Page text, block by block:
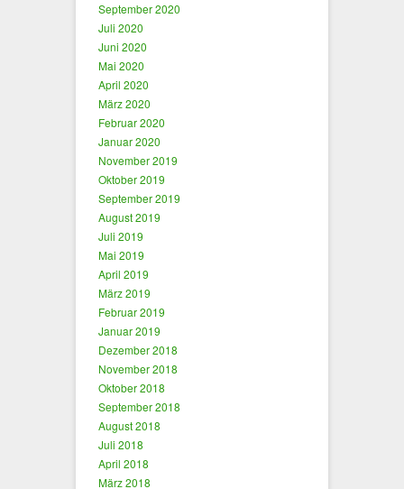
September 2020
Juli 2020
Juni 2020
Mai 2020
April 2020
März 2020
Februar 2020
Januar 2020
November 2019
Oktober 2019
September 2019
August 2019
Juli 2019
Mai 2019
April 2019
März 2019
Februar 2019
Januar 2019
Dezember 2018
November 2018
Oktober 2018
September 2018
August 2018
Juli 2018
April 2018
März 2018